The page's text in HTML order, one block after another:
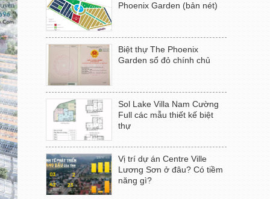
Phoenix Garden (bản nét)
Biệt thự The Phoenix
Garden sổ đỏ chính chủ
Sol Lake Villa Nam Cường
Full các mẫu thiết kế biệt
thự
Vị trí dự án Centre Ville
Lương Sơn ở đâu? Có tiềm
năng gì?